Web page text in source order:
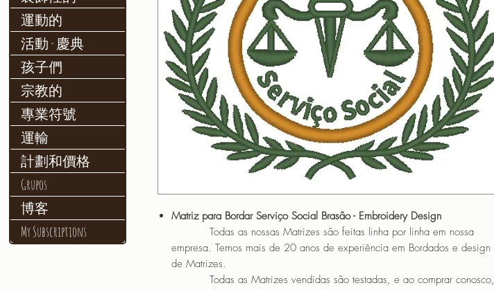
Matriz para Bordar Serviço Social Brasão - Embroidery Design
Todas as nossas Matrizes são feitas linha por linha em nossa
empresa. Temos mais de 20 anos de experiência em Bordados e design
de Matrizes.
Todas as Matrizes vendidas são testadas, e ao comprar conosco,
運動的
活動 - 慶典
孩子們
宗教的
專業符號
運輸
計劃和價格
Grupos
博客
My Subscriptions